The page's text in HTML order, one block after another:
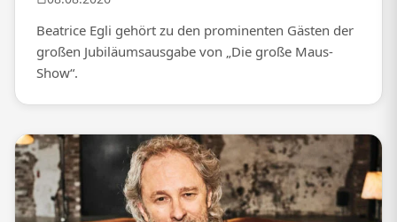
Beatrice Egli gehört zu den prominenten Gästen der
großen Jubiläumsausgabe von „Die große Maus-
Show“.